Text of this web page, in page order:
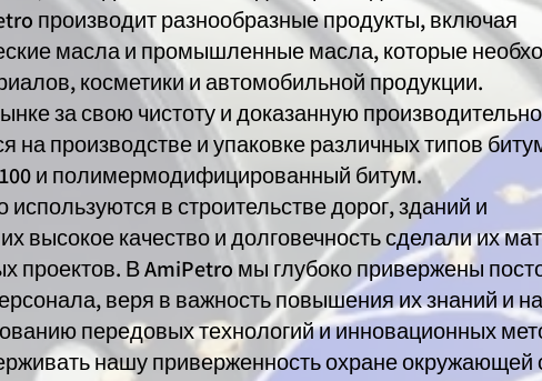
производит разнообразные продукты, включая
масла и промышленные масла, которые
косметики и автомобильной продукции.
за свою чистоту и доказанную
на производстве и упаковке различных типов
и полимермодифицированный битум.
в строительстве дорог, зданий и
высокое качество и долговечность сделали их
проектов. В AmiPetro мы глубоко привержены
веря в важность повышения их знаний и
передовых технологий и инновационных
нашу приверженность охране окружающей